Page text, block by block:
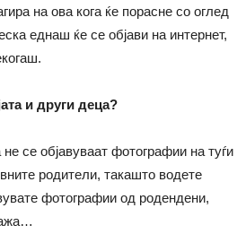
на ова кога ќе порасне со оглед
еднаш ќе се објави на интернет,
и други деца?
се објавуваат фотографии на туѓи
родители, такашто водете
фотографии од родендени,